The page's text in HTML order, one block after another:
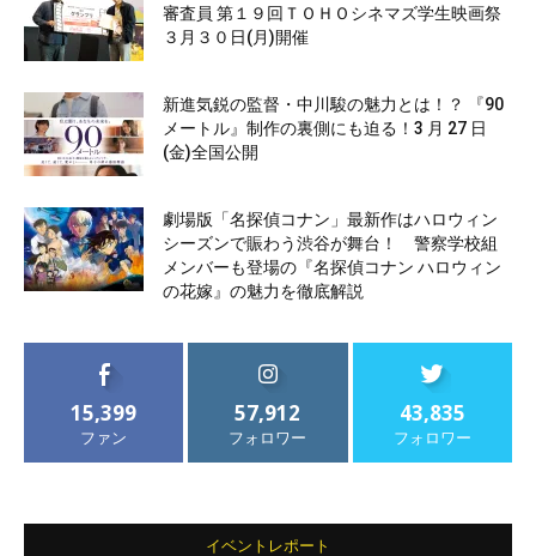
審査員 第１９回ＴＯＨＯシネマズ学生映画祭
３月３０日(月)開催
新進気鋭の監督・中川駿の魅力とは！？ 『90
メートル』制作の裏側にも迫る！3 月 27 日
(金)全国公開
劇場版「名探偵コナン」最新作はハロウィン
シーズンで賑わう渋谷が舞台！ 警察学校組
メンバーも登場の『名探偵コナン ハロウィン
の花嫁』の魅力を徹底解説
15,399
ファン
57,912
フォロワー
43,835
フォロワー
イベントレポート